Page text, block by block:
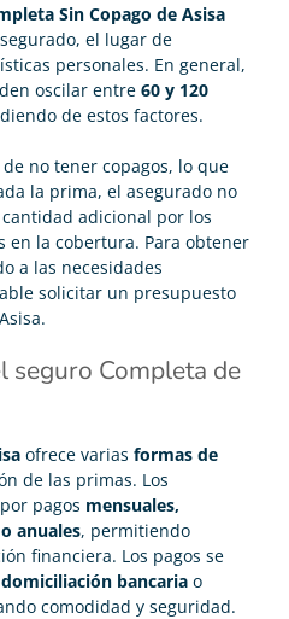
Sin Copago de Asisa
el lugar de
personales. En general,
oscilar entre 60 y 120
de estos factores.
no tener copagos, lo que
la prima, el asegurado no
adicional por los
en la cobertura. Para obtener
a las necesidades
solicitar un presupuesto
seguro Completa de
ofrece varias formas de
de las primas. Los
pagos mensuales,
anuales, permitiendo
financiera. Los pagos se
domiciliación bancaria o
comodidad y seguridad.